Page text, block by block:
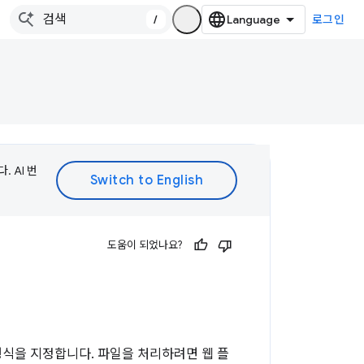
/ 로그인
. AI 번
도움이 되었나요?
을 지정합니다. 파일을 처리하려면 웹 플